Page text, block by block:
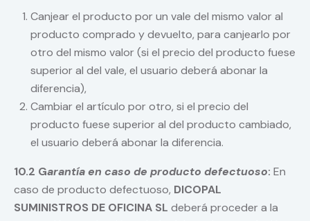
Canjear el producto por un vale del mismo valor al
producto comprado y devuelto, para canjearlo por
otro del mismo valor (si el precio del producto fuese
superior al del vale, el usuario deberá abonar la
diferencia),
Cambiar el artículo por otro, si el precio del
producto fuese superior al del producto cambiado,
el usuario deberá abonar la diferencia.
10.2 Garantía en caso de producto defectuoso: En
caso de producto defectuoso, DICOPAL
SUMINISTROS DE OFICINA SL deberá proceder a la